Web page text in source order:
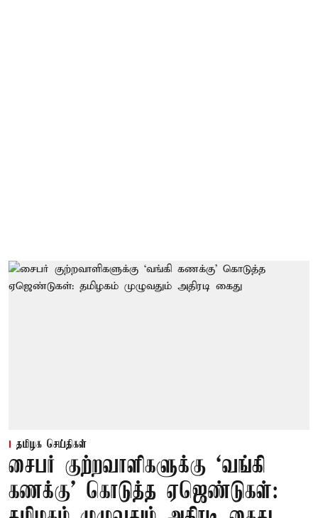
தமிழக செய்திகள்
சைபர் குற்றவாளிகளுக்கு ‘வங்கி
கணக்கு’ கொடுத்த ஏஜெண்டுகள்: